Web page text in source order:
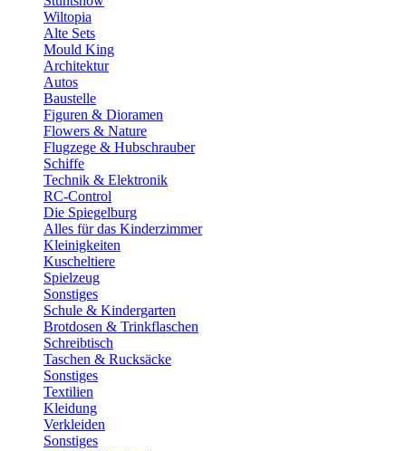
Wiltopia
Alte Sets
Mould King
Architektur
Autos
Baustelle
Figuren & Dioramen
Flowers & Nature
Flugzege & Hubschrauber
Schiffe
Technik & Elektronik
RC-Control
Die Spiegelburg
Alles für das Kinderzimmer
Kleinigkeiten
Kuscheltiere
Spielzeug
Sonstiges
Schule & Kindergarten
Brotdosen & Trinkflaschen
Schreibtisch
Taschen & Rucksäcke
Sonstiges
Textilien
Kleidung
Verkleiden
Sonstiges